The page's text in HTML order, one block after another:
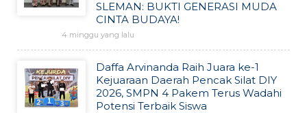
SLEMAN: BUKTI GENERASI MUDA
CINTA BUDAYA!
4 minggu yang lalu
Daffa Arvinanda Raih Juara ke-1
Kejuaraan Daerah Pencak Silat DIY
2026, SMPN 4 Pakem Terus Wadahi
Potensi Terbaik Siswa